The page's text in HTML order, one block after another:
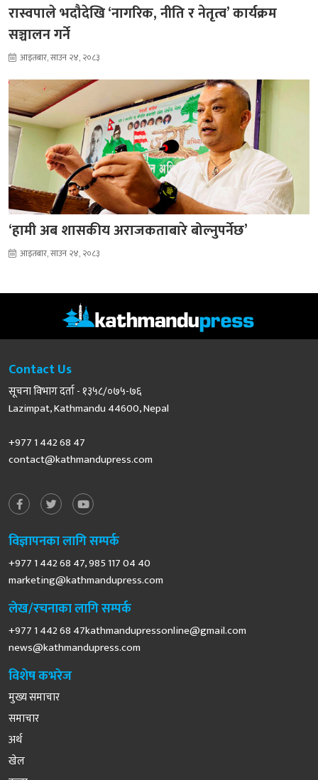
रास्वपाले भदौदेखि ‘नागरिक, नीति र नेतृत्व’ कार्यक्रम
सञ्चालन गर्ने
आइतबार, साउन २४, २०८३
‘हामी अब शासकीय अराजकताबारे बोल्नुपर्नेछ’
आइतबार, साउन २४, २०८३
Contact Us
सूचना विभाग दर्ता - १३५८/०७५-७६
Lazimpat, Kathmandu 44600, Nepal
+977 1 442 68 47
contact@kathmandupress.com
विज्ञापनका लागि सम्पर्क
+977 1 442 68 47, 985 117 04 40
marketing@kathmandupress.com
लेख/रचनाका लागि सम्पर्क
+977 1 442 68 47kathmandupressonline@gmail.com
news@kathmandupress.com
विशेष कभरेज
मुख्य समाचार
समाचार
अर्थ
खेल